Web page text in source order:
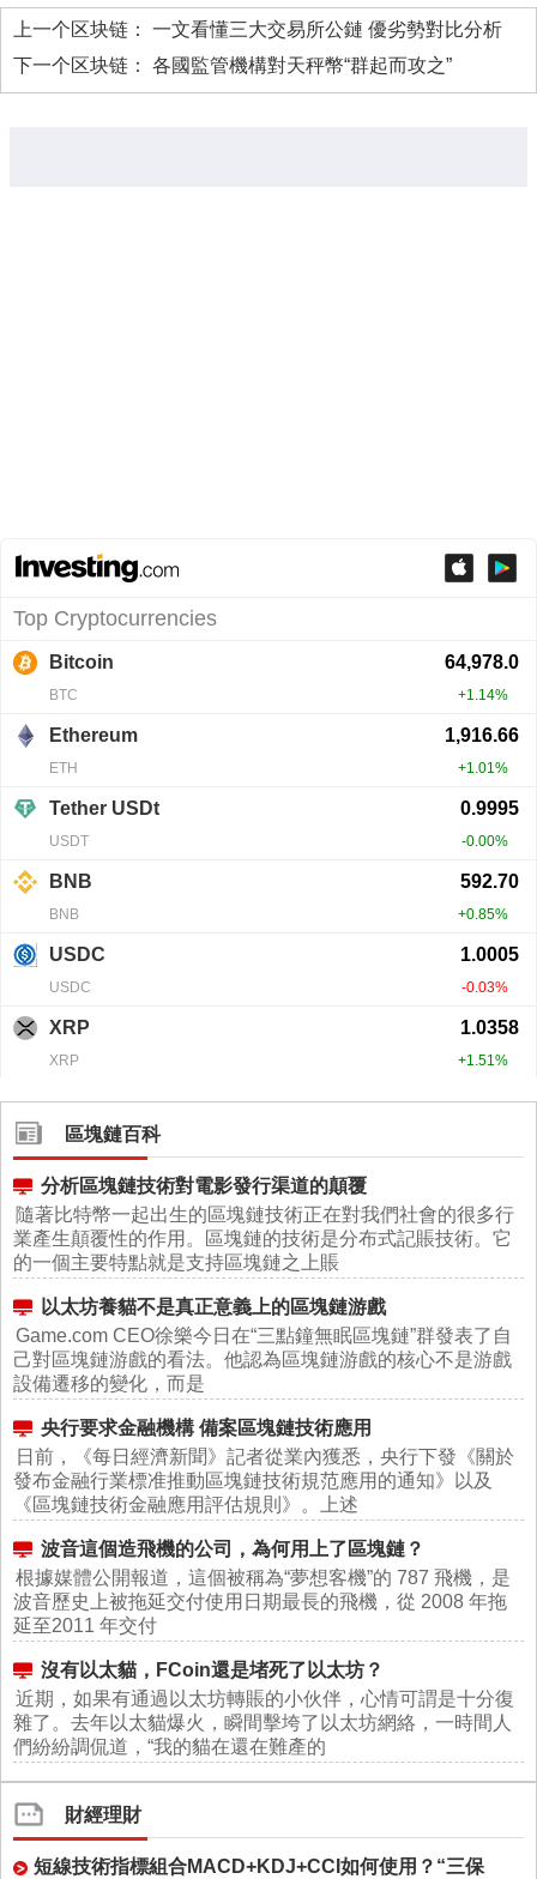
上一个区块链： 一文看懂三大交易所公鏈 優劣勢對比分析
下一个区块链： 各國監管機構對天秤幣“群起而攻之”
區塊鏈百科
分析區塊鏈技術對電影發行渠道的顛覆
隨著比特幣一起出生的區塊鏈技術正在對我們社會的很多行
業產生顛覆性的作用。區塊鏈的技術是分布式記賬技術。它
的一個主要特點就是支持區塊鏈之上賬
以太坊養貓不是真正意義上的區塊鏈游戲
Game.com CEO徐樂今日在“三點鐘無眠區塊鏈”群發表了自
己對區塊鏈游戲的看法。他認為區塊鏈游戲的核心不是游戲
設備遷移的變化，而是
央行要求金融機構 備案區塊鏈技術應用
日前，《每日經濟新聞》記者從業內獲悉，央行下發《關於
發布金融行業標准推動區塊鏈技術規范應用的通知》以及
《區塊鏈技術金融應用評估規則》。上述
波音這個造飛機的公司，為何用上了區塊鏈？
根據媒體公開報道，這個被稱為“夢想客機”的 787 飛機，是
波音歷史上被拖延交付使用日期最長的飛機，從 2008 年拖
延至2011 年交付
沒有以太貓，FCoin還是堵死了以太坊？
近期，如果有通過以太坊轉賬的小伙伴，心情可謂是十分復
雜了。去年以太貓爆火，瞬間擊垮了以太坊網絡，一時間人
們紛紛調侃道，“我的貓在還在難產的
財經理財
短線技術指標組合MACD+KDJ+CCI如何使用？“三保